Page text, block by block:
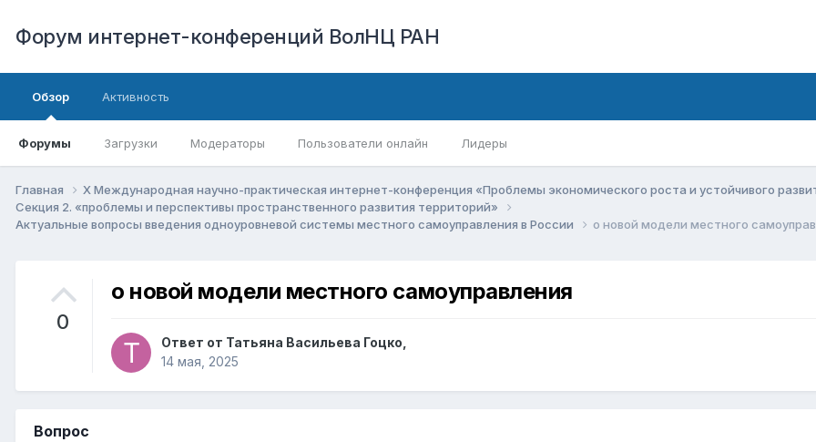
Форум интернет-конференций ВолНЦ РАН
Обзор
Форумы Загрузки Модераторы Пользователи онлайн Лидеры
Активность
Главная
X Международная научно-практическая интернет-конференция «Проблемы экономического роста и устойчивого
Секция 2. «проблемы и перспективы пространственного развития территорий»
Актуальные вопросы введения одноуровневой системы местного самоуправления в России
о новой модели местного
0
о новой модели местного самоуправления
Ответ от Татьяна Васильева Гоцко
14 мая, 2025
Вопрос